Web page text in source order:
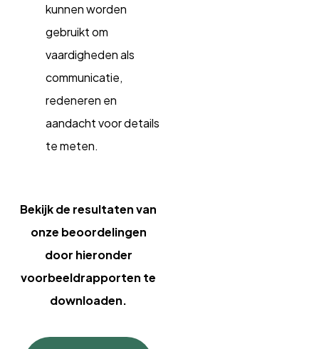
kunnen worden
gebruikt om
vaardigheden als
communicatie,
redeneren en
aandacht voor details
te meten.
Bekijk de resultaten van
onze beoordelingen
door hieronder
voorbeeldrapporten te
downloaden.